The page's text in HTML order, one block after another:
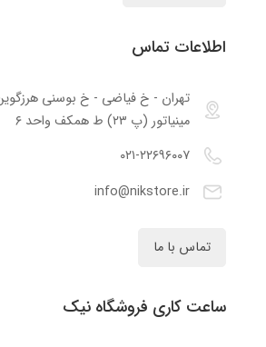
اطلاعات تماس
تهران - خ فیاضی - خ بوسنی
مینیاتور (پ ۲۳) ط همکف واحد ۶
۰۲۱-۲۲۶۹۶۰۰۷
info@nikstore.ir
تماس با ما
ساعت کاری فروشگاه نیک